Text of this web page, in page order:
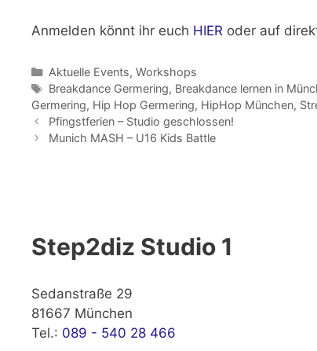
Anmelden könnt ihr euch HIER oder auf
Kategorien
Aktuelle Events, Workshops
Schlagwörter
Breakdance Germering, Breakdance lernen in
Germering, Hip Hop Germering, HipHop München,
Pfingstferien – Studio geschlossen!
Munich MASH – U16 Kids Battle
Step2diz Studio 1
Sedanstraße 29
81667 München
Tel.: 089 - 540 28 466